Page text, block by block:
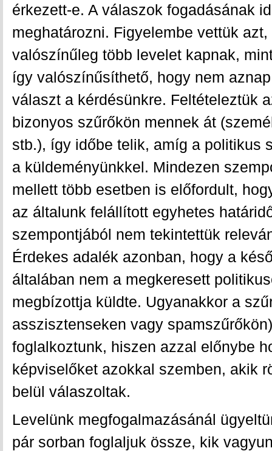
érkezett-e. A válaszok fogadásának
meghatározni. Figyelembe vettük
valószínűleg több levelet kapnak,
így valószínűsíthető, hogy nem
választ a kérdésünkre. Feltételeztük
bizonyos szűrőkön mennek át
stb.), így időbe telik, amíg a politikus
a küldeményünkkel. Mindezen
mellett több esetben is előfordult,
az általunk felállított egyhetes
szempontjából nem tekintettük
Érdekes adalék azonban, hogy a
általában nem a megkeresett
megbízottja küldte. Ugyanakkor a
asszisztenseken vagy
foglalkoztunk, hiszen azzal előnybe
képviselőket azokkal szemben, akik
belül válaszoltak.
Levelünk megfogalmazásánál
pár sorban foglaljuk össze, kik